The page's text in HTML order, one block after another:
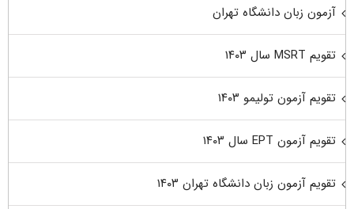
آزمون زبان دانشگاه تهران
تقویم MSRT سال ۱۴۰۳
تقویم آزمون تولیمو ۱۴۰۳
تقویم آزمون EPT سال ۱۴۰۳
تقویم آزمون زبان دانشگاه تهران ۱۴۰۳